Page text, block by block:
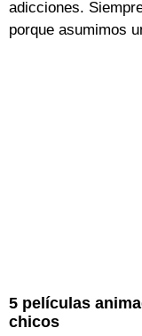
adicciones.
porque asumimos
5 películas
chicos